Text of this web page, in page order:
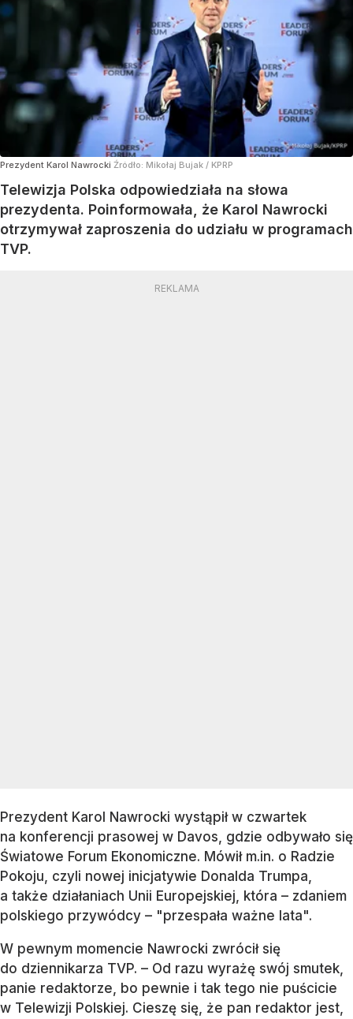
Prezydent Karol Nawrocki Źródło: Mikołaj Bujak / KPRP
Telewizja Polska odpowiedziała na słowa
prezydenta. Poinformowała, że Karol Nawrocki
otrzymywał zaproszenia do udziału w programach
TVP.
Prezydent Karol Nawrocki wystąpił w czwartek
na konferencji prasowej w Davos, gdzie odbywało się
Światowe Forum Ekonomiczne. Mówił m.in. o Radzie
Pokoju, czyli nowej inicjatywie Donalda Trumpa,
a także działaniach Unii Europejskiej, która – zdaniem
polskiego przywódcy – "przespała ważne lata".
W pewnym momencie Nawrocki zwrócił się
do dziennikarza TVP. – Od razu wyrażę swój smutek,
panie redaktorze, bo pewnie i tak tego nie puścicie
w Telewizji Polskiej. Cieszę się, że pan redaktor jest,